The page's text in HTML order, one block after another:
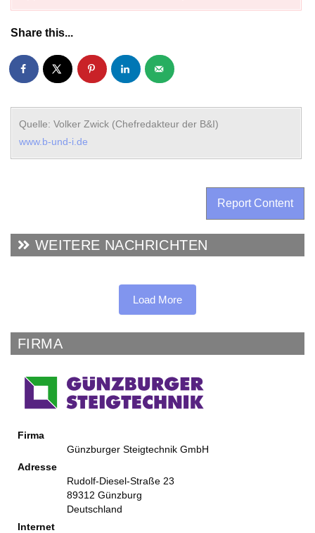
Share this...
Quelle: Volker Zwick (Chefredakteur der B&I)
www.b-und-i.de
Report Content
WEITERE NACHRICHTEN
Load More
FIRMA
Firma
Günzburger Steigtechnik GmbH
Adresse
Rudolf-Diesel-Straße 23
89312 Günzburg
Deutschland
Internet